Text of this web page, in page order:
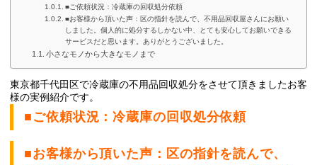
■ご依頼状況：冷蔵庫の回収処分依頼
■お客様から頂いた声：区の指針を読んで、不用品回収屋さんにお願い
しました。個人的に処分するしかない中、とても安心してお願いできる
サービスだと思います。ありがとうございました。
小さなモノから大きなモノまで
東京都千代田区で冷蔵庫の不用品回収処分をさせて頂きましたお客
様の実例紹介です。
■ご依頼状況：冷蔵庫の回収処分依頼
■お客様から頂いた声：区の指針を読んで、